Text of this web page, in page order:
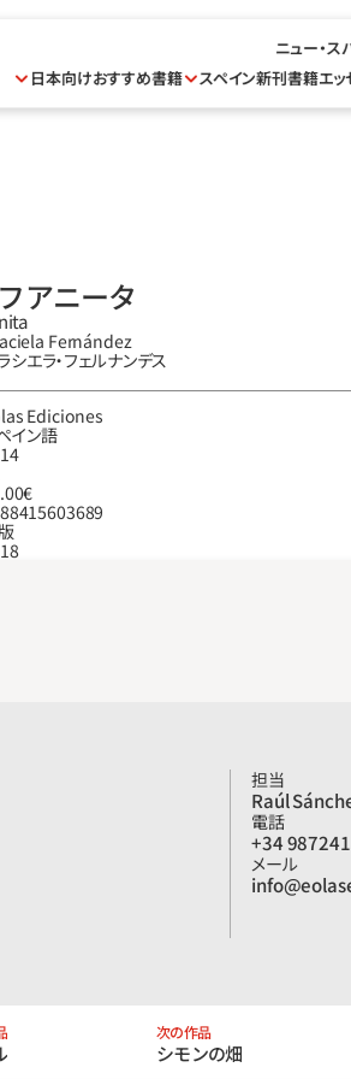
ニュー・ス
日本向けおすすめ書籍
スペイン新刊書籍エッ
アニータ
Fernández
シエラ‧フェルナンデス
Ediciones
イン語
担当
Raúl
電話
+34
メール
次の作品
シモンの畑